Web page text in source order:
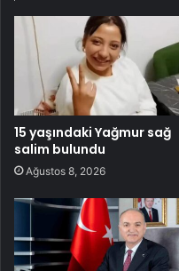
15 yaşındaki Yağmur sağ
salim bulundu
Ağustos 8, 2026